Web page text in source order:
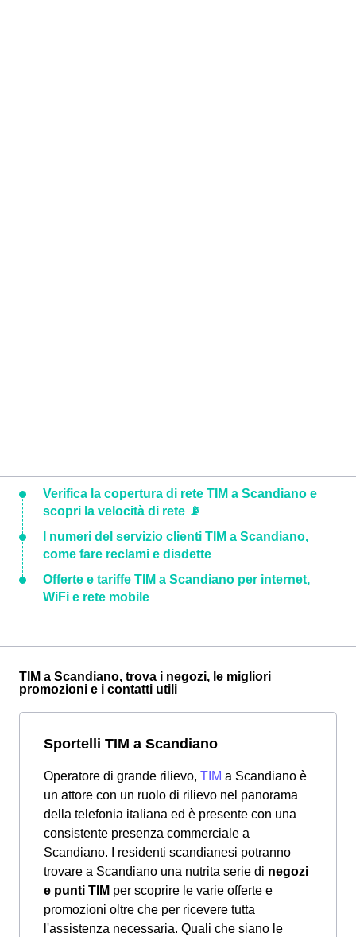
Verifica la copertura di rete TIM a Scandiano e
scopri la velocità di rete 📡
I numeri del servizio clienti TIM a Scandiano,
come fare reclami e disdette
Offerte e tariffe TIM a Scandiano per internet,
WiFi e rete mobile
TIM a Scandiano, trova i negozi, le migliori
promozioni e i contatti utili
Sportelli TIM a Scandiano
Operatore di grande rilievo, TIM a Scandiano è
un attore con un ruolo di rilievo nel panorama
della telefonia italiana ed è presente con una
consistente presenza commerciale a
Scandiano. I residenti scandianesi potranno
trovare a Scandiano una nutrita serie di negozi
e punti TIM per scoprire le varie offerte e
promozioni oltre che per ricevere tutta
l'assistenza necessaria. Quali che siano le